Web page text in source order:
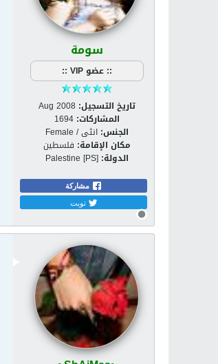
سومة
:: عضو VIP ::
تاريخ التسجيل: Aug 2008
المشاركات: 1694
الجنس: انثى / Female
مكان الإقامة: فلسطين
الدولة: Palestine [PS]
مشاركة
تويت